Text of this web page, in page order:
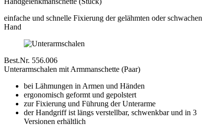
einfache und schnelle Fixierung der gelähmten oder schwachen
Hand
Best.Nr. 556.006
Unterarmschalen mit Armmanschette (Paar)
bei Lähmungen in Armen und Händen
ergonomisch geformt und gepolstert
zur Fixierung und Führung der Unterarme
der Handgriff ist längs verstellbar, schwenkbar und in 3
Versionen erhältlich